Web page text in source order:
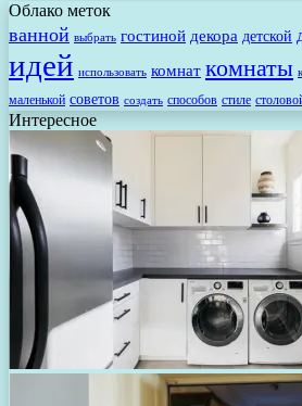
Облако меток
ванной выбрать гостиной декора детской
идей использовать комнат комнаты
маленькой советов создать способов стиле
Интересное